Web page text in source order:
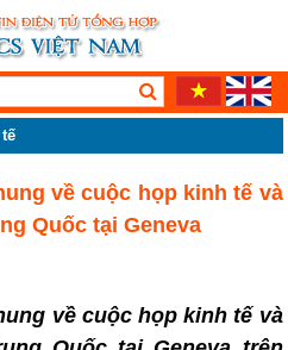
về cuộc họp kinh tế và
Quốc tại Geneva
về cuộc họp kinh tế và